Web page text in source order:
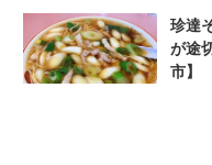
珍達
が途
市】